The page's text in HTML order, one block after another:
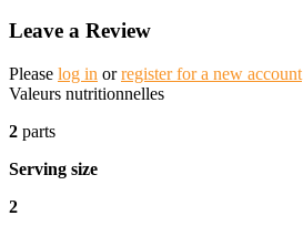
Leave a Review
Please log in orregister for a new account
Valeurs nutritionnelles
2 parts
Serving size
2